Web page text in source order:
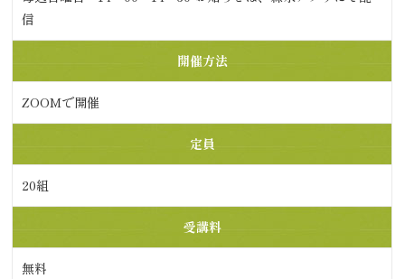
信
開催方法
ZOOMで開催
定員
20組
受講料
無料